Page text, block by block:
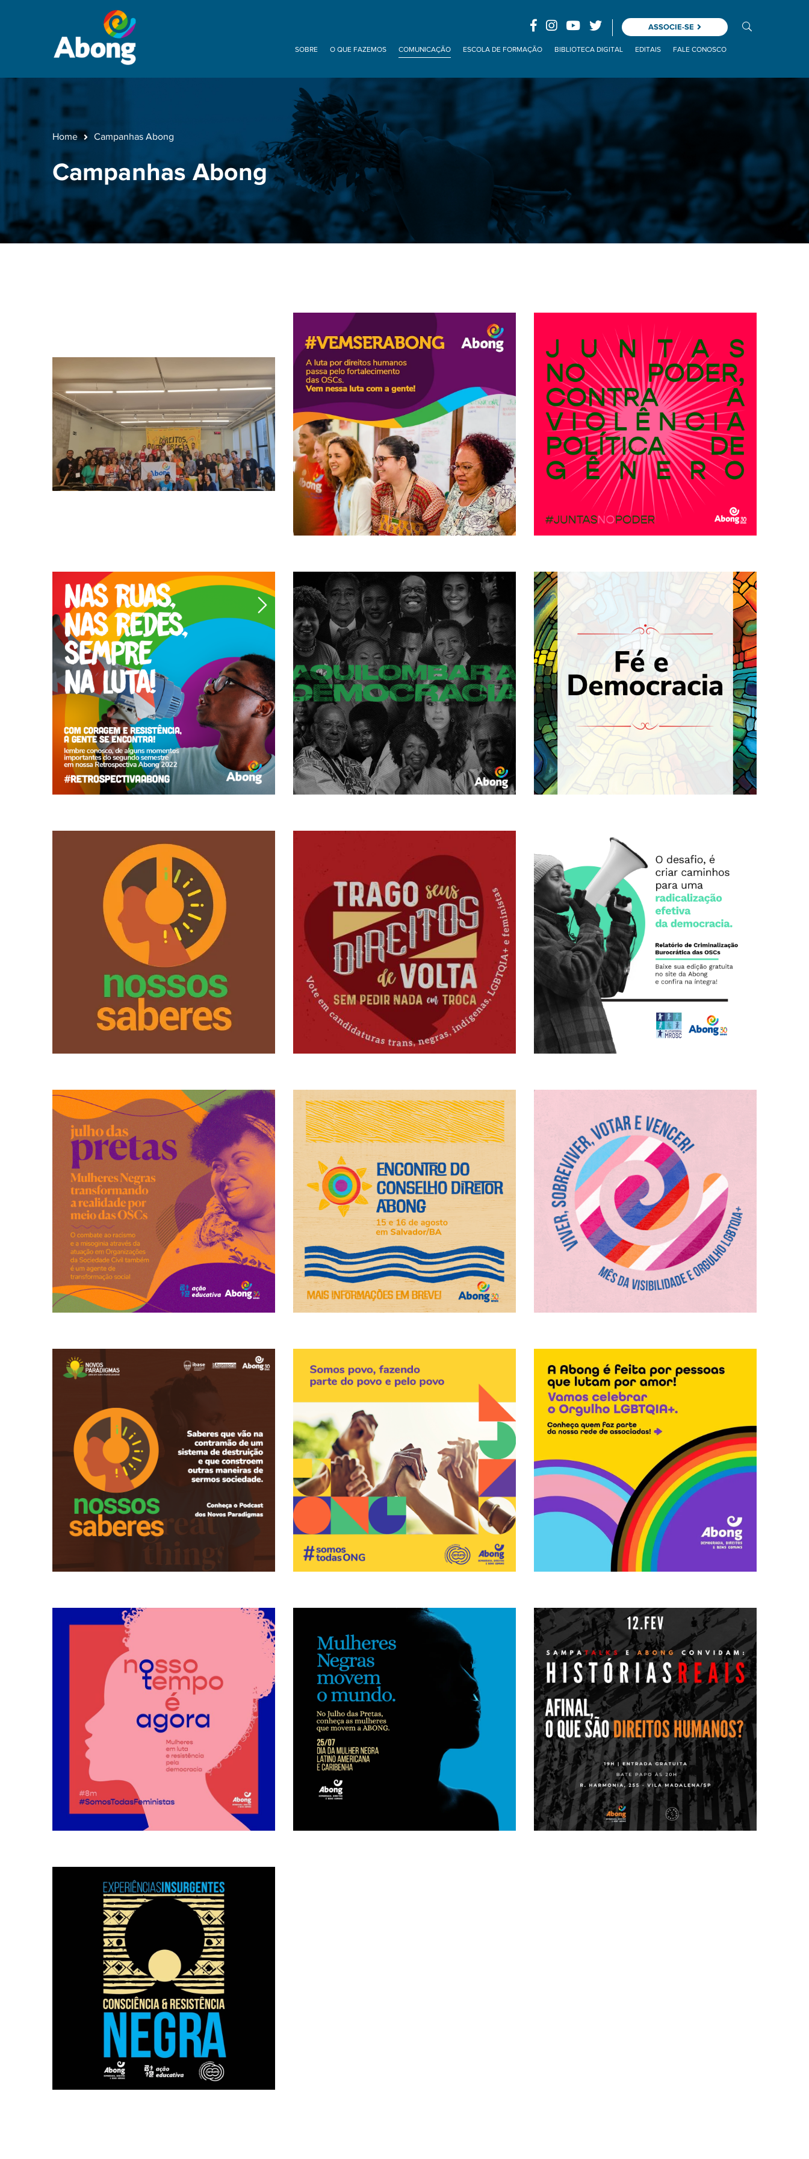
ASSOCIE-SE
SOBRE O QUE FAZEMOS COMUNICAÇÃO ESCOLA DE FORMAÇÃO BIBLIOTECA DIGITAL EDITAIS FALE CONOSCO
Home Campanhas Abong
Campanhas Abong
Transformando informação em
ação: lições do Seminário da
Abong
A Abong realizou Seminário Nacional com o tema
“Oscs e Participação Popular”; o evento abordou os
cenários de desigualdades, desinformação, direitos
humanos e contribuições da sociedade civil para a
democracia. Por Redação
#VemSerABONG
Vem colaborar com a luta em defesa das OSCs!
#VemSerAbong Desde 1991, a Abong realiza um
trabalho de fortalecimento das Organizações da
Sociedade Civil (OSCs) que trabalham na defesa
Juntas No Poder
Dia 24 de fevereiro de 1932 foi um marco na história
das mulheres brasileiras. Foi neste dia que aconteceu
a primeira sanção eleitoral que garantiu oficialmente
às mulheres a liberdade
Nas redes, Nas ruas, Sempre na
Luta!
Desde o início de 2020, o mundo tem passado por
uma pandemia, gerando não só uma crise sanitária,
mas também consequências nas esferas
econômicas, sociais e políticas, além do
aprofundamento
Novembro Negro: Aquilombar a
Democracia
Aquilombar a Democracia para radicalizá-la! A luta
antirracista e o enfrentamento do estado realizado
por pessoas negras foi e continua sendo essencial
para a construção daquilo que reconhecemos como
democracia.
Fé e Democracia: Nossa fé não
combina com ódio
Durante as eleições assistimos ao acirramento da
disputa política com a utilização da fé para manipular
votos, seja com a divulgação de fake news, com a
disseminação de discursos de
Projeto Novos Paradigmas lança
2ª temporada do podcast Nossos
Saberes
Com 5 novos episódios, o podcast Nossos Saberes
reúne histórias de pessoas impactadas por
iniciativas que exemplificam novas maneiras de viver
em sociedade. Diante um modelo econômico
predominante que provoca
Trago seus direitos de volta, sem
pedir nada em troca!
Trago seus direitos de volta/Sem pedir nada em troca
♥️ Já sabe em quem votar para deputado federal ou
estadual? A gente pode ajudar você! Prometemos
trazer seus direitos de
Relatório Criminalização
Burocrática: estratégias político-
jurídicas, neoliberalismo e a
atuação das OSCs
“Relatório Criminalização Burocrática: estratégias
político-jurídicas, neoliberalismo e a atuação das
OSCs” Conheça o estudo realizado pela Abong sobre
este tipo de ataque à Sociedade Civil que visa dificultar
a captação
Julho das Pretas 2022: Mulheres
Negras transformando a realidade
por meio das OSCs
A luta de mulheres negras também acontece por meio
da Sociedade Civil! Em julho, mês que marca o Dia
Internacional da Mulher Negra Latino-Americana e
Caribenha e o Dia Nacional
Encontro do Conselho Diretor
Abong 2022
O Conselho Diretor da Abong se reuniu em Salvador,
Bahia, nos dias 15 e 16 de agosto para dialogar sobre
processos, estruturar as próximas ações e iniciativas
em defesa da
Viver, Sobreviver, Votar e Vencer
17 de maio – Dia Internacional da Luta contra a homo,
lesbo, bi e transfobia. Um dos muitos dias de luta e
memória da população LGBTQIA+ em todo o mundo.
Podcast Nossos Saberes
Diante de um modelo econômico que provoca tanta
desigualdade e danos irreversíveis ao planeta,
queremos lembrar que há soluções e que elas já
estão sendo praticadas. Conheça o podcast Nossos
Somos Todos ONGs
#SomosTodosONGs Tem gente que passa todos os
dias tentando promover educação de qualidade para
estudantes do Brasil. Tem quem procure proteger a
natureza e o meio ambiente. Quem entregue comida
Orgulho LGBTQIA+
Orgulho LGBTQIA+ Junho é o mês de celebrar o
Orgulho LGBTQIA+, orgulho de ser quem somos e
defender todas as formas de amor. O dia 29 de junho
simbolizou a
Nosso tempo é agora
NOSSO TEMPO É AGORA Em meio à ofensiva
conservadora atual de retrocessos e perseguições
políticas contra as mulheres, ativistas, feministas e
contra as organizações da sociedade civil, vamos
mostrar para
Mulheres Negras movem o mundo
Julho das Pretas | Dia da Mulher Negra Latino
Americana “Quando a mulher negra se movimenta,
toda a estrutura da sociedade se movimenta com ela”
Angela Davis. No Julho das
Histórias Reais
Histórias Reais Afinal, o que são os Direitos
Humanos? Um bate papo marcante sobre a
importância dos Direitos Humanos na nossa
sociedade. Realização: Sampa Talks e Abong
Experiências Insurgentes
EXPERIÊNCIAS INSURGENTES CONSCIÊNCIA E
RESISTÊNCIA NEGRA O mês de novembro é marcado
como um período de reflexão sobre o racismo que
estrutura a nossa sociedade. Buscando aprofundar
esse necessário debate,